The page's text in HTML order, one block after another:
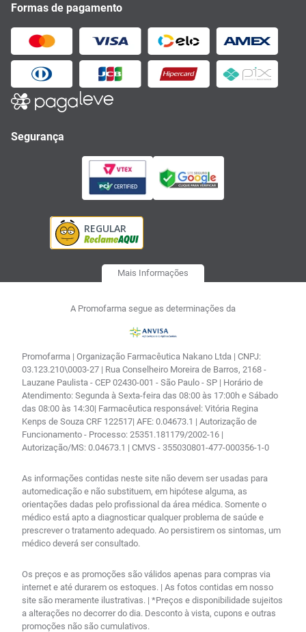
Formas de pagamento
Segurança
Mais Informações
A Promofarma segue as determinações da
Promofarma | Organização Farmacêutica Nakano Ltda | CNPJ:
03.123.210\0003-27 | Rua Conselheiro Moreira de Barros, 2168 -
Lauzane Paulista - CEP 02430-001 - São Paulo - SP | Horário de
Atendimento: Segunda à Sexta-feira das 08:00 às 17:00h e Sábado
das 08:00 às 14:30| Farmacêutica responsável: Vitória Regina
Kenps de Souza CRF 122517| AFE: 0.04673.1 | Autorização de
Funcionamento - Processo: 25351.181179/2002-16 |
Autorização/MS: 0.04673.1 | CMVS - 355030801-477-000356-1-0
As informações contidas neste site não devem ser usadas para
automedicação e não substituem, em hipótese alguma, as
orientações dadas pelo profissional da área médica. Somente o
médico está apto a diagnosticar qualquer problema de saúde e
prescrever o tratamento adequado. Ao persistirem os sintomas, um
médico deverá ser consultado.
Os preços e as promoções são válidos apenas para compras via
internet e até durarem os estoques. | As fotos contidas em nosso
site são meramente ilustrativas. | *Preços e disponibilidade sujeitos
a alterações no decorrer do dia. Desconto à vista, cupons e outras
promoções não são cumulativos.